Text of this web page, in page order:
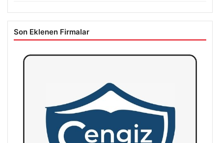
Son Eklenen Firmalar